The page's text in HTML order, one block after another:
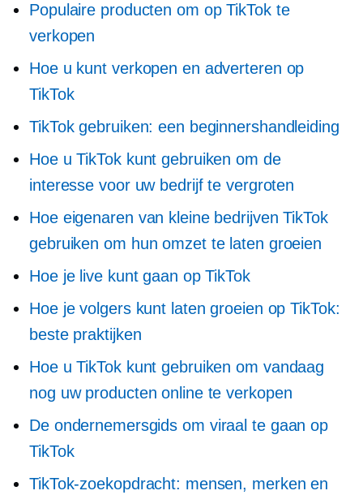
Populaire producten om op TikTok te
verkopen
Hoe u kunt verkopen en adverteren op
TikTok
TikTok gebruiken: een beginnershandleiding
Hoe u TikTok kunt gebruiken om de
interesse voor uw bedrijf te vergroten
Hoe eigenaren van kleine bedrijven TikTok
gebruiken om hun omzet te laten groeien
Hoe je live kunt gaan op TikTok
Hoe je volgers kunt laten groeien op TikTok:
beste praktijken
Hoe u TikTok kunt gebruiken om vandaag
nog uw producten online te verkopen
De ondernemersgids om viraal te gaan op
TikTok
TikTok-zoekopdracht: mensen, merken en